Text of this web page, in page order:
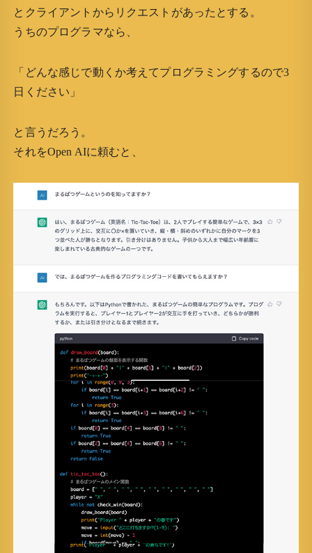
とクライアントからリクエストがあったとする。
うちのプログラマなら、
「どんな感じで動くか考えてプログラミングするので3
日ください」
と言うだろう。
それをOpen AIに頼むと、